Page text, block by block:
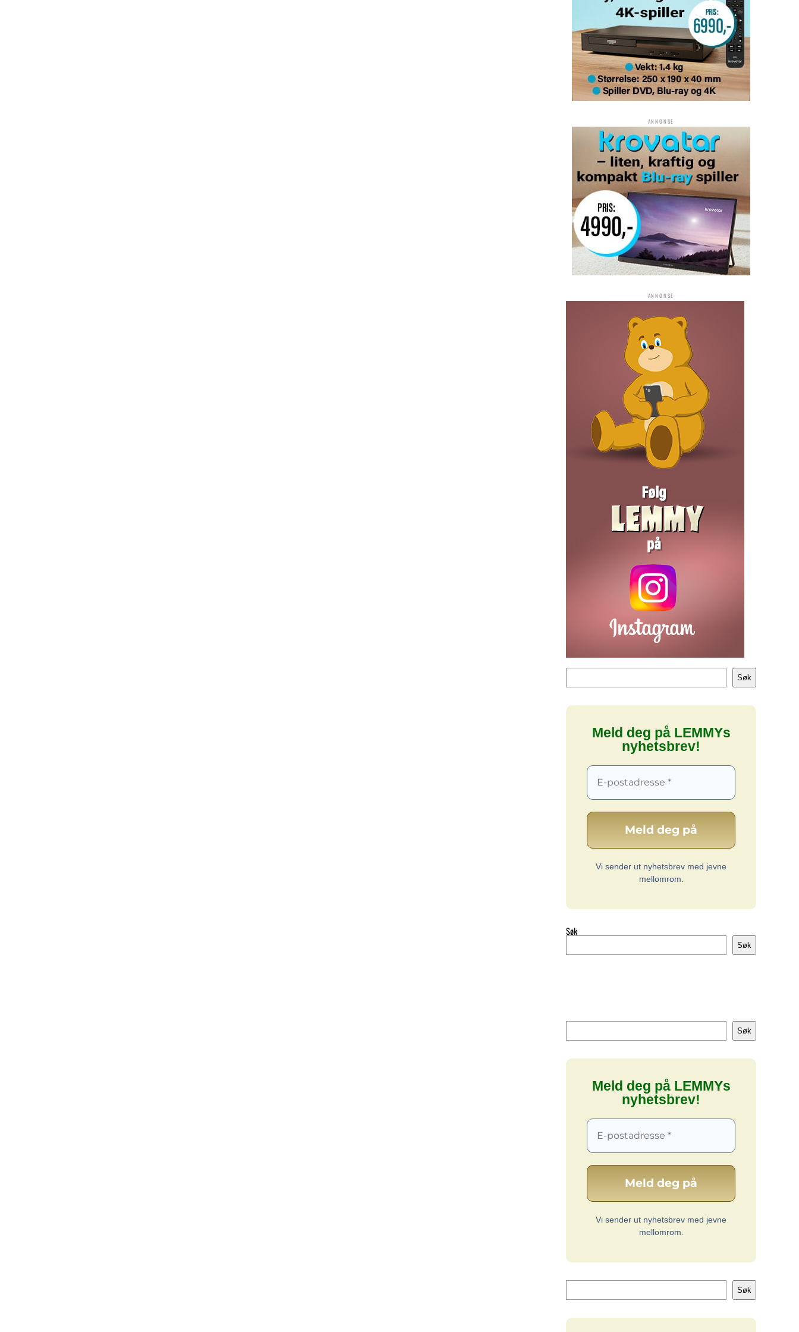
ANNONSE
ANNONSE
Søk
Søk
Meld deg på LEMMYs
nyhetsbrev!
Vi sender ut nyhetsbrev med jevne
mellomrom.
Søk
Søk
Søk
Søk
Meld deg på LEMMYs
nyhetsbrev!
Vi sender ut nyhetsbrev med jevne
mellomrom.
Søk
Søk